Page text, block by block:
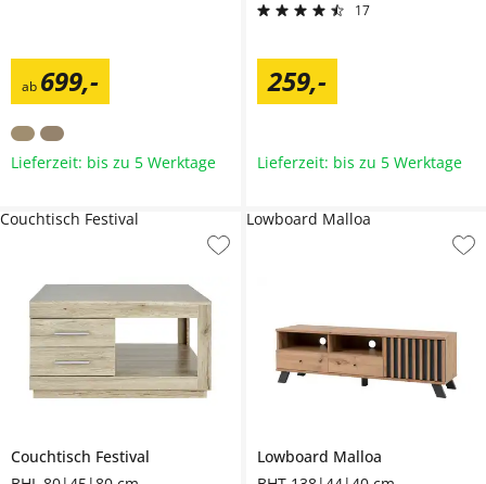
ab 699,-
Lieferzeit: bis zu 5 Werktage
17
259,-
Lieferzeit: bis zu 5 Werktage
Couchtisch Festival
Couchtisch Festival
Lowboard Malloa
Lowboard Malloa